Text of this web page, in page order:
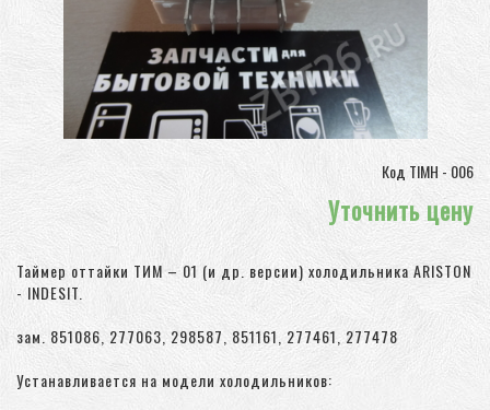
Код TIMH - 006
Уточнить цену
Таймер оттайки ТИМ – 01 (и др. версии) холодильника ARISTON
- INDESIT.
зам. 851086, 277063, 298587, 851161, 277461, 277478
Устанавливается на модели холодильников: